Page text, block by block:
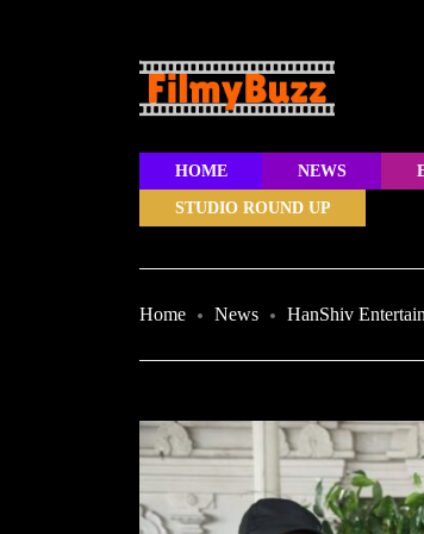
HOME NEWS
STUDIO ROUND UP
Home News HanShiv